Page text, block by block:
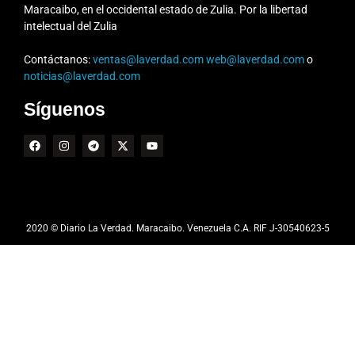
Maracaibo, en el occidental estado de Zulia. Por la libertad
intelectual del Zulia
Contáctanos:ventas@laverdad.comweb@laverdad.como
noticias@laverdad.com
Síguenos
2020 © Diario La Verdad. Maracaibo. Venezuela C.A. RIF J-30540623-5